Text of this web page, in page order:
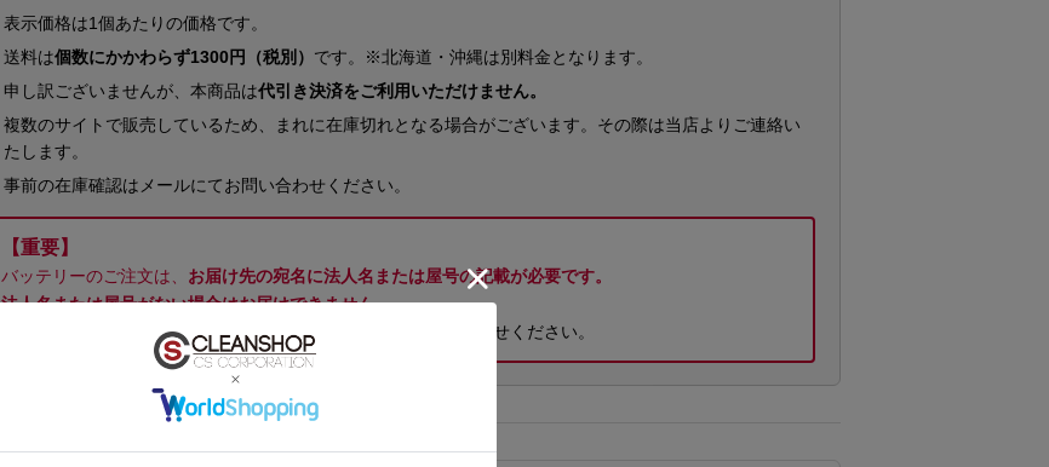
表示価格は1個あたりの価格です。
送料は個数にかかわらず1300円（税別） です。※北海道・沖縄は別料金となります。
申し訳ございませんが、本商品は代引き決済をご利用いただけません。
複数のサイトで販売しているため、まれに在庫切れとなる場合がございます。その際は当店よりご連絡い
たします。
事前の在庫確認はメールにてお問い合わせください。
【重要】
バッテリーのご注文は、 お届け先の宛名に法人名または屋号の記載が必要です。
法人名または屋号がない場合はお届けできません。
個人事業主の方で屋号をお持ちでない場合は、個別にお問い合わせください。